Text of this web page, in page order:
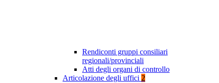
Rendiconti gruppi consiliari
regionali/provinciali
Atti degli organi di controllo
Articolazione degli uffici 2